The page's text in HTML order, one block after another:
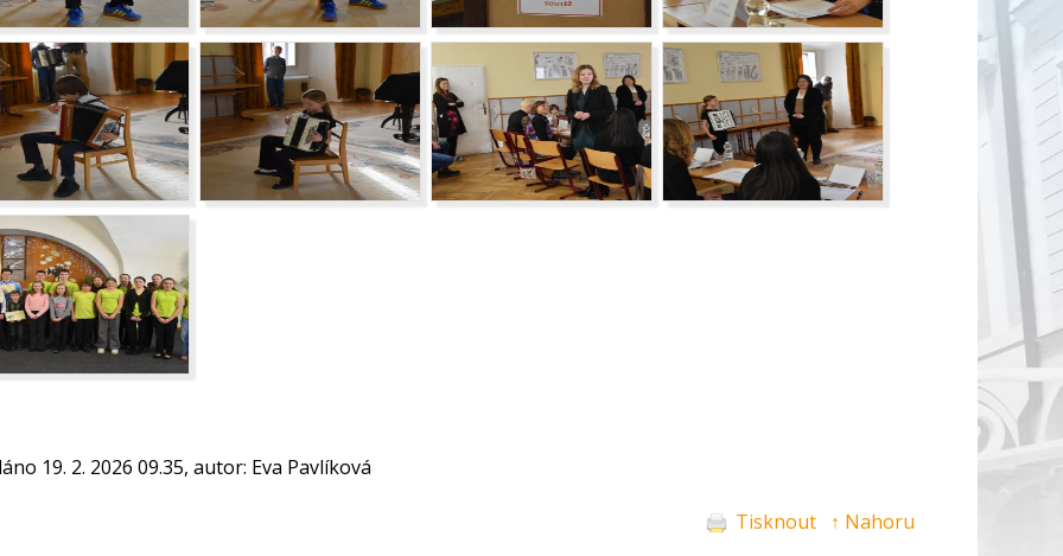
19. 2. 2026 09.35, autor: Eva Pavlíková
Tisknout ↑ Nahoru